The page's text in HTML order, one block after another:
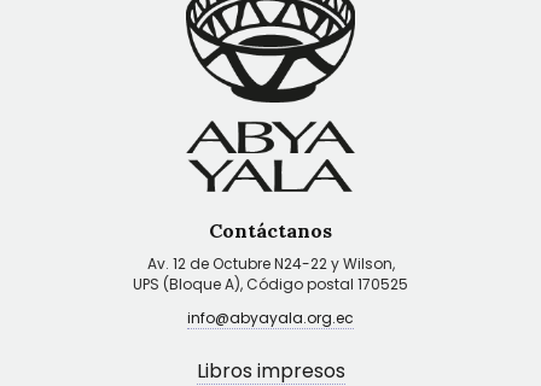
Contáctanos
Av. 12 de Octubre N24-22 y Wilson,
UPS (Bloque A), Código postal 170525
info@abyayala.org.ec
Libros impresos